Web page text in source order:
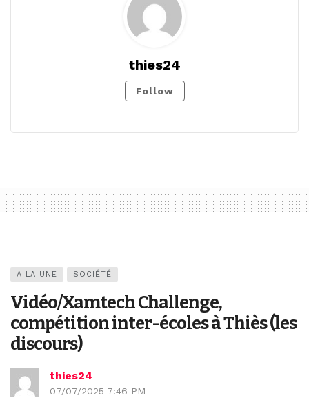
thies24
Follow
A LA UNE SOCIÉTÉ
Vidéo/Xamtech Challenge,
compétition inter-écoles à Thiès (les
discours)
thies24
07/07/2025 7:46 PM